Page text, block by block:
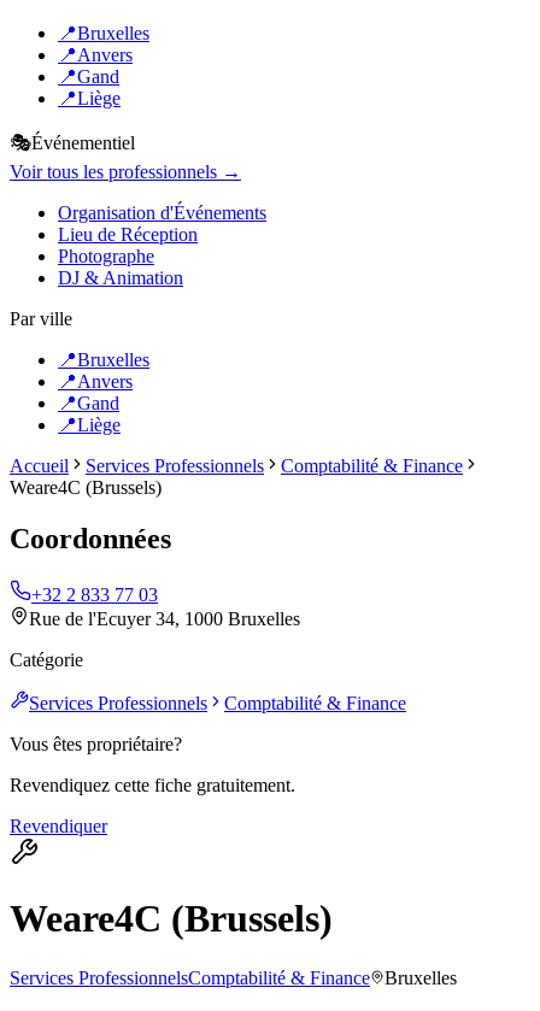
📍Bruxelles
📍Anvers
📍Gand
📍Liège
🎭Événementiel
Voir tous les professionnels →
Organisation d'Événements
Lieu de Réception
Photographe
DJ & Animation
Par ville
📍Bruxelles
📍Anvers
📍Gand
📍Liège
Accueil
Services Professionnels
Comptabilité & Finance
Weare4C (Brussels)
Coordonnées
+32 2 833 77 03
Rue de l'Ecuyer 34, 1000 Bruxelles
Catégorie
Services Professionnels
Comptabilité & Finance
Vous êtes propriétaire?
Revendiquez cette fiche gratuitement.
Revendiquer
Weare4C (Brussels)
Services ProfessionnelsComptabilité & Finance Bruxelles